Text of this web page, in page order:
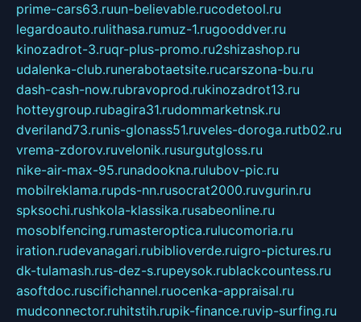
prime-cars63.ruun-believable.rucodetool.ru
legardoauto.rulithasa.rumuz-1.rugooddver.ru
kinozadrot-3.ruqr-plus-promo.ru2shizashop.ru
udalenka-club.runerabotaetsite.rucarszona-bu.ru
dash-cash-now.rubravoprod.rukinozadrot13.ru
hotteygroup.rubagira31.rudommarketnsk.ru
dveriland73.runis-glonass51.ruveles-doroga.rutb02.ru
vrema-zdorov.ruvelonik.rusurgutgloss.ru
nike-air-max-95.runadookna.rulubov-pic.ru
mobilreklama.rupds-nn.rusocrat2000.ruvgurin.ru
spksochi.rushkola-klassika.rusabeonline.ru
mosoblfencing.rumasteroptica.rulucomoria.ru
iration.rudevanagari.rubiblioverde.ruigro-pictures.ru
dk-tulamash.rus-dez-s.rupeysok.rublackcountess.ru
asoftdoc.ruscifichannel.ruocenka-appraisal.ru
mudconnector.ruhitstih.rupik-finance.ruvip-surfing.ru